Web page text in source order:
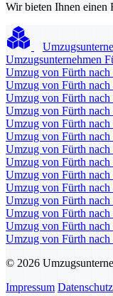
Wir bieten Ihnen einen
Umzugsunternehmen
Umzug von Fürth
Umzug von Fürth
Umzug von Fürth nach
Umzug von Fürth
Umzug von Fürth
Umzug von Fürth nach
Umzug von Fürth nach
Umzug von Fürth
Umzug von Fürth
Umzug von Fürth nach
Umzug von Fürth nach
Umzug von Fürth
Umzug von Fürth
Umzug von Fürth nach
© 2026
Impressum Datenschutz